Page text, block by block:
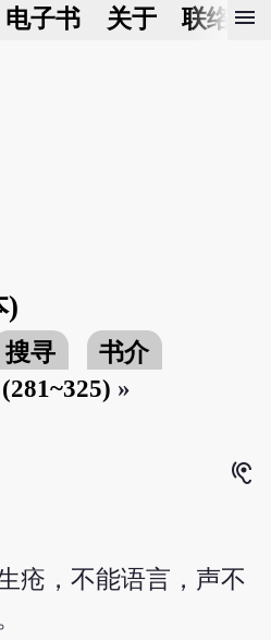
电子书 关于 联络我
menu
)
搜寻
书介
»
hearing
疮，不能语言，声不